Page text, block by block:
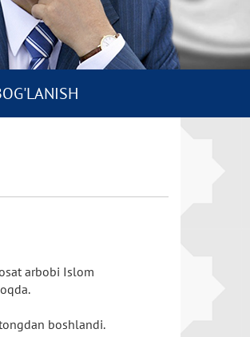
arbobi Islom
boshlandi.